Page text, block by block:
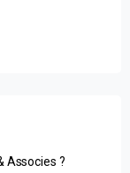
Associes ?